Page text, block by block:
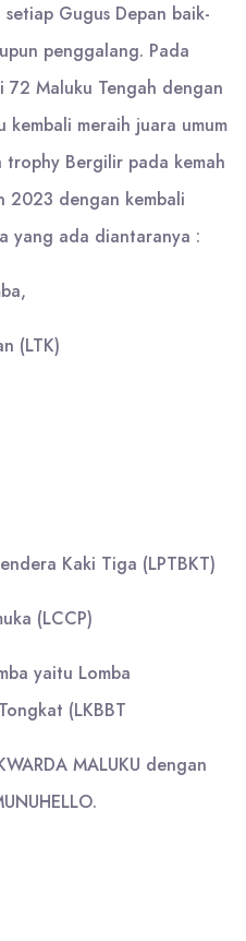
Gugus Depan baik-
penggalang. Pada
72 Maluku Tengah dengan
kembali meraih juara umum
trophy Bergilir pada kemah
2023 dengan kembali
yang ada diantaranya :
(LTK)
Kaki Tiga (LPTBKT)
(LCCP)
yaitu Lomba
(LKBBT
MALUKU dengan